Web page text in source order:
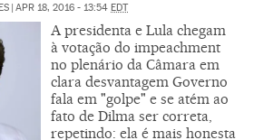
| APR 18, 2016 - 13:54 EDT
A presidenta e Lula chegam
à votação do impeachment
no plenário da Câmara em
clara desvantagem Governo
fala em "golpe" e se atém ao
fato de Dilma ser correta,
repetindo: ela é mais honesta